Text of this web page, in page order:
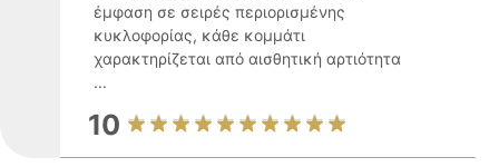
έμφαση σε σειρές περιορισμένης
κυκλοφορίας, κάθε κομμάτι
χαρακτηρίζεται από αισθητική αρτιότητα
...
10